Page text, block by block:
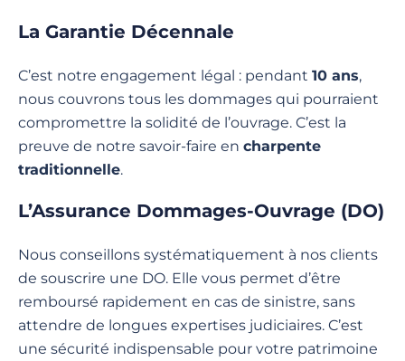
La Garantie Décennale
C’est notre engagement légal : pendant 10 ans,
nous couvrons tous les dommages qui pourraient
compromettre la solidité de l’ouvrage. C’est la
preuve de notre savoir-faire en charpente
traditionnelle.
L’Assurance Dommages-Ouvrage (DO)
Nous conseillons systématiquement à nos clients
de souscrire une DO. Elle vous permet d’être
remboursé rapidement en cas de sinistre, sans
attendre de longues expertises judiciaires. C’est
une sécurité indispensable pour votre patrimoine